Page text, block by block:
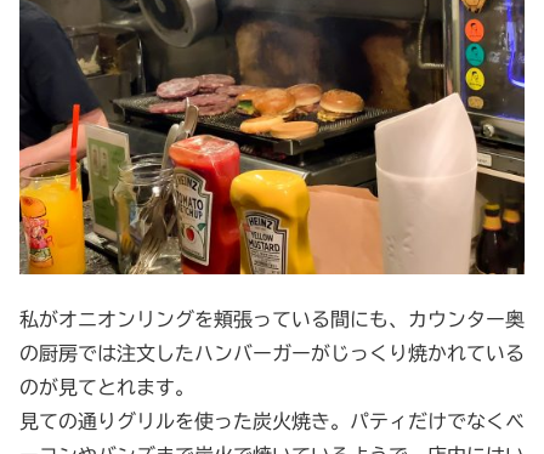
私がオニオンリングを頬張っている間にも、カウンター奥
の厨房では注文したハンバーガーがじっくり焼かれている
のが見てとれます。
見ての通りグリルを使った炭火焼き。パティだけでなくベ